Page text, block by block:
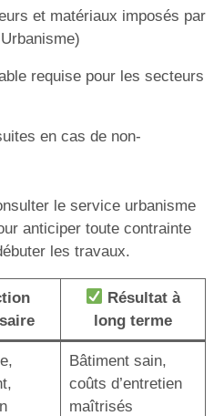
et matériaux imposés par
requise pour les secteurs
en cas de non-
le service urbanisme
anticiper toute contrainte
les travaux.
Résultat à
long terme
Bâtiment sain,
coûts d’entretien
maîtrisés